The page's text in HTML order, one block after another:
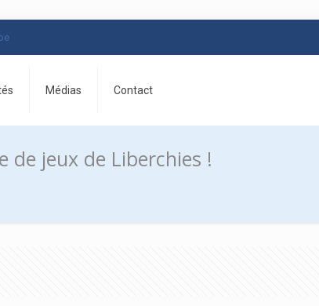
Médias Contact
de jeux de Liberchies !